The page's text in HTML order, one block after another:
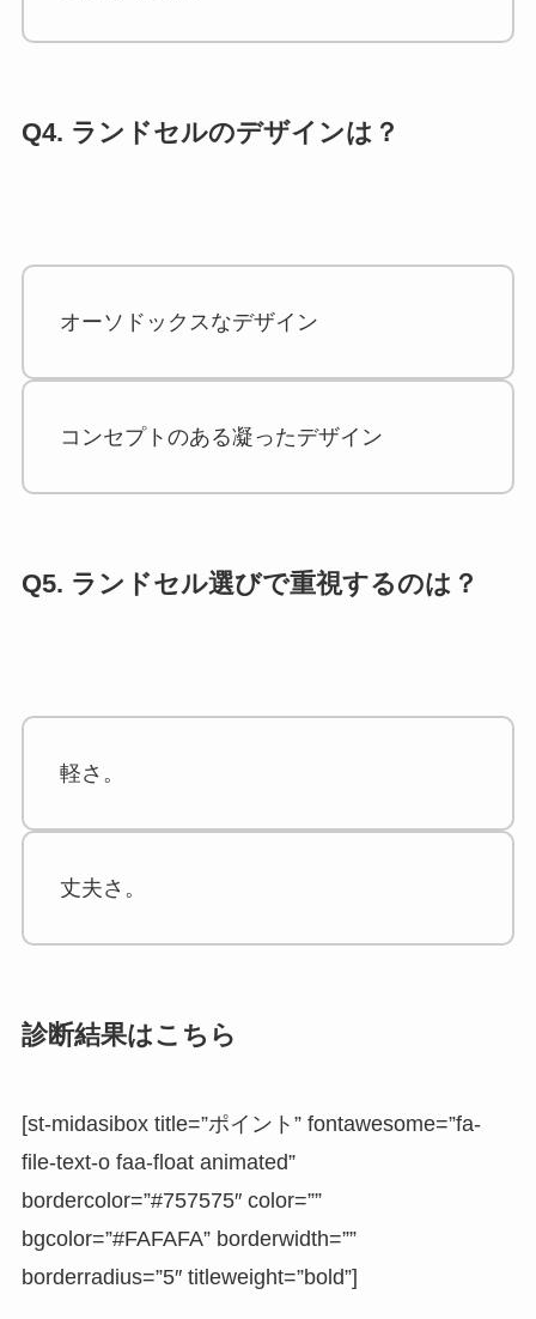
Q4. ランドセルのデザインは？
オーソドックスなデザイン
コンセプトのある凝ったデザイン
Q5. ランドセル選びで重視するのは？
軽さ。
丈夫さ。
診断結果はこちら
[st-midasibox title=”ポイント” fontawesome=”fa-
file-text-o faa-float animated”
bordercolor=”#757575″ color=””
bgcolor=”#FAFAFA” borderwidth=””
borderradius=”5″ titleweight=”bold”]